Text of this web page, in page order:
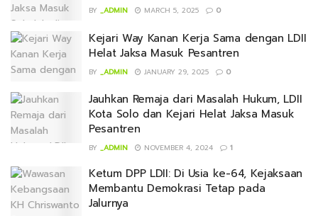
BY _ADMIN MARCH 5, 2025 0
Kejari Way Kanan Kerja Sama dengan LDII
Helat Jaksa Masuk Pesantren
BY _ADMIN JANUARY 29, 2025 0
Jauhkan Remaja dari Masalah Hukum, LDII
Kota Solo dan Kejari Helat Jaksa Masuk
Pesantren
BY _ADMIN NOVEMBER 4, 2024 1
Ketum DPP LDII: Di Usia ke-64, Kejaksaan
Membantu Demokrasi Tetap pada
Jalurnya